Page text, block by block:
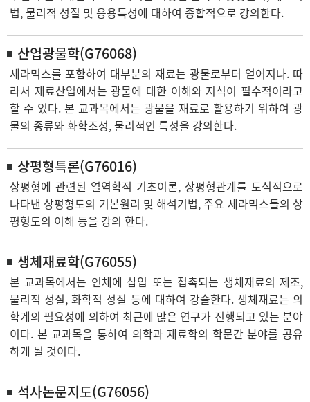
법, 물리적 성질 및 응용특성에 대하여 종합적으로 강의한다.
산업광물학(G76068)
세라믹스를 포함하여 대부분의 재료는 광물로부터 얻어지나. 따
라서 재료산업에서는 광물에 대한 이해와 지식이 필수적이라고
할 수 있다. 본 교과목에서는 광물을 재료로 활용하기 위하여 광
물의 종류와 화학조성, 물리적인 특성을 강의한다.
상평형특론(G76016)
상평형에 관련된 열역학적 기초이론, 상평형관계를 도식적으로
나타낸 상평형도의 기본원리 및 해석기법, 주요 세라믹스들의 상
평형도의 이해 등을 강의 한다.
생체재료학(G76055)
본 교과목에서는 인체에 삽입 또는 접촉되는 생체재료의 제조,
물리적 성질, 화학적 성질 등에 대하여 강술한다. 생체재료는 의
학계의 필요성에 의하여 최근에 많은 연구가 진행되고 있는 분야
이다. 본 교과목을 통하여 의학과 재료학의 학문간 분야를 공유
하게 될 것이다.
석사논문지도(G76056)